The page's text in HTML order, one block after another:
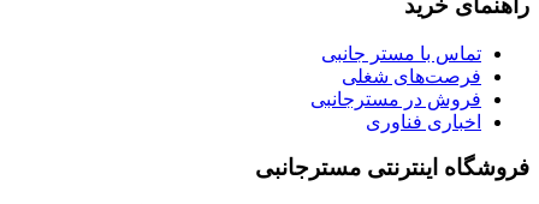
راهنمای خرید
تماس با مستر جانبی
فرصت‌های شغلی
فروش در مسترجانبی
اخباری فناوری
فروشگاه اینترنتی مسترجانبی